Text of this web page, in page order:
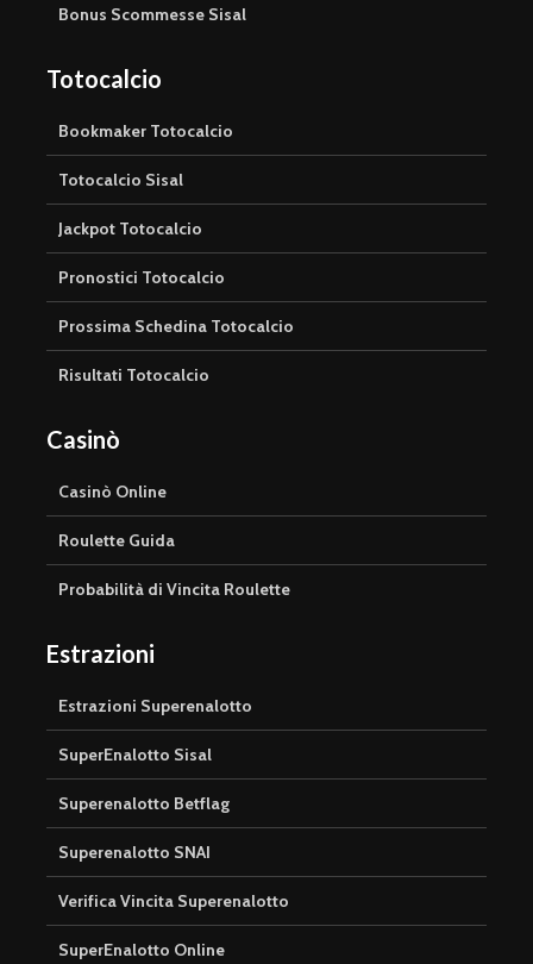
Bonus Scommesse Sisal
Totocalcio
Bookmaker Totocalcio
Totocalcio Sisal
Jackpot Totocalcio
Pronostici Totocalcio
Prossima Schedina Totocalcio
Risultati Totocalcio
Casinò
Casinò Online
Roulette Guida
Probabilità di Vincita Roulette
Estrazioni
Estrazioni Superenalotto
SuperEnalotto Sisal
Superenalotto Betflag
Superenalotto SNAI
Verifica Vincita Superenalotto
SuperEnalotto Online